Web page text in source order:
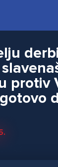
protiv